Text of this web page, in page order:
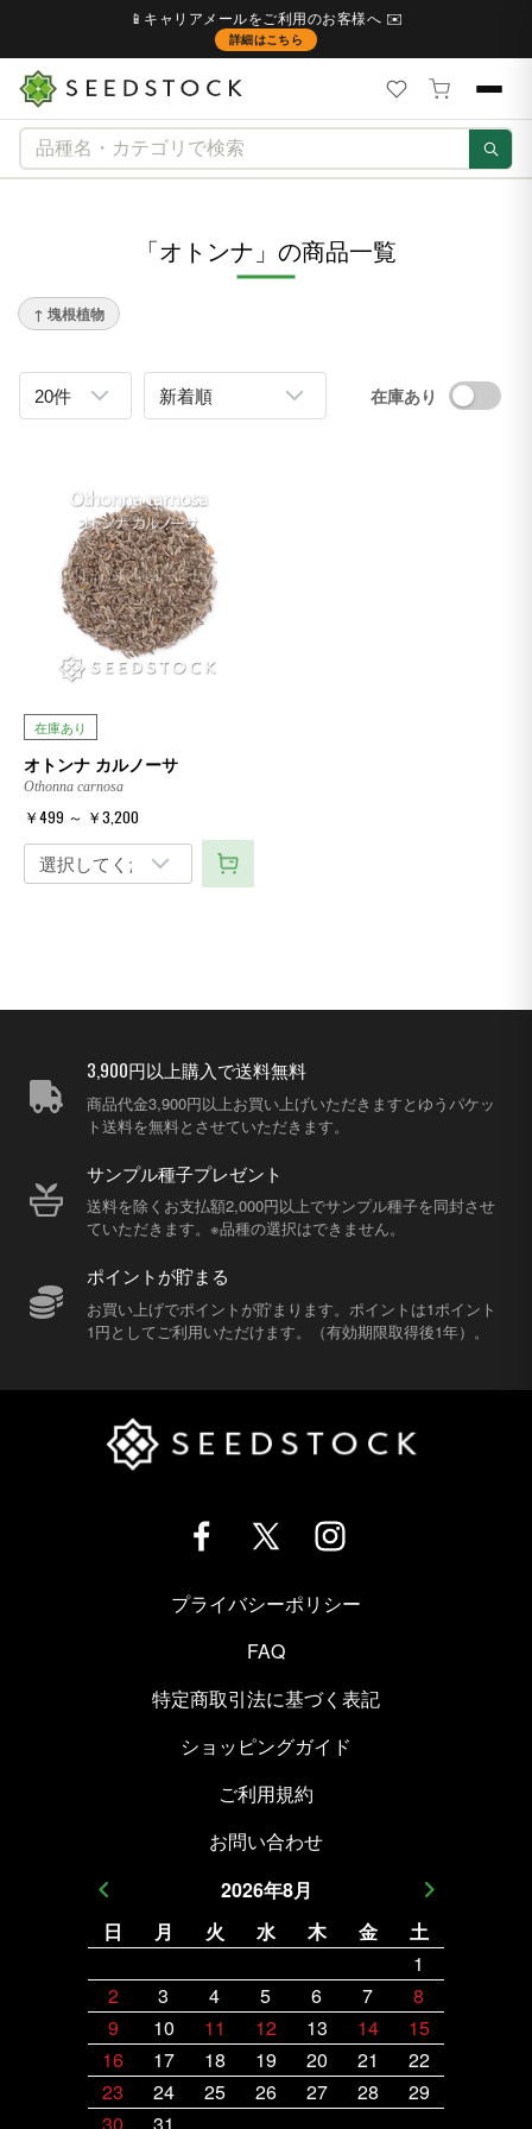
📱キャリアメールをご利用のお客様へ ✉️
詳細はこちら
「オトンナ」の商品一覧
↑ 塊根植物
在庫あり
在庫あり
オトンナ カルノーサ
Othonna carnosa
￥499 ～ ￥3,200
3,900円以上購入で送料無料
商品代金3,900円以上お買い上げいただきますとゆうパケッ
ト送料を無料とさせていただきます。
サンプル種子プレゼント
送料を除くお支払額2,000円以上でサンプル種子を同封させ
ていただきます。※品種の選択はできません。
ポイントが貯まる
お買い上げでポイントが貯まります。ポイントは1ポイント
1円としてご利用いただけます。（有効期限取得後1年）。
プライバシーポリシー
FAQ
特定商取引法に基づく表記
ショッピングガイド
ご利用規約
お問い合わせ
2026年8月
日
月 火 水 木 金
土
1
2
3 4 5 6 7
8
9
10 11 12 13 14
15
16
17 18 19 20 21
22
23
24 25 26 27 28
29
30
31